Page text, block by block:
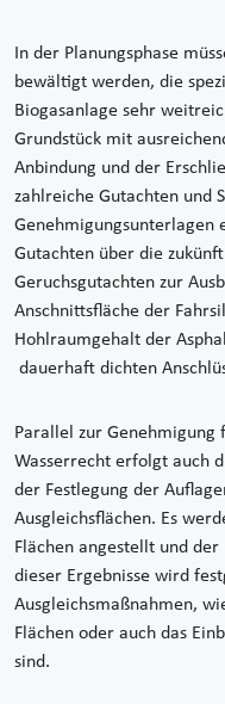
In der Planungsphase
bewältigt werden, die
Biogasanlage sehr
Grundstück mit
Anbindung und der
zahlreiche Gutachten und
Genehmigungsunterlagen
Gutachten über die
Geruchsgutachten zur
Anschnittsfläche der
Hohlraumgehalt der
dauerhaft dichten
Parallel zur Genehmigung
Wasserrecht erfolgt auch
der Festlegung der
Ausgleichsflächen. Es
Flächen angestellt und
dieser Ergebnisse wird
Ausgleichsmaßnahmen,
Flächen oder auch das
sind.